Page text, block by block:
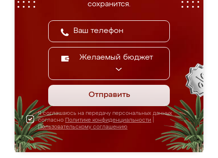
сохранится.
Желаемый бюджет
Отправить
Я соглашаюсь на передачу персональных данных
согласно Политике конфиденциальности
Пользовательскому соглашению